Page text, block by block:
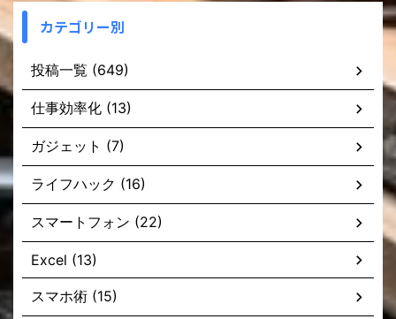
カテゴリー別
投稿一覧 (649)
仕事効率化 (13)
ガジェット (7)
ライフハック (16)
スマートフォン (22)
Excel (13)
スマホ術 (15)